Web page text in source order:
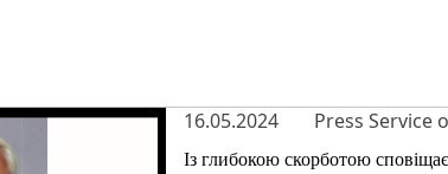
16.05.2024 Press Service
Із глибокою скорботою